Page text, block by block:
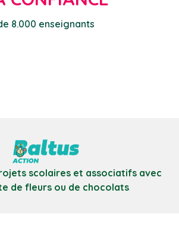
8.000 enseignants
scolaires et associatifs avec
de fleurs ou de chocolats